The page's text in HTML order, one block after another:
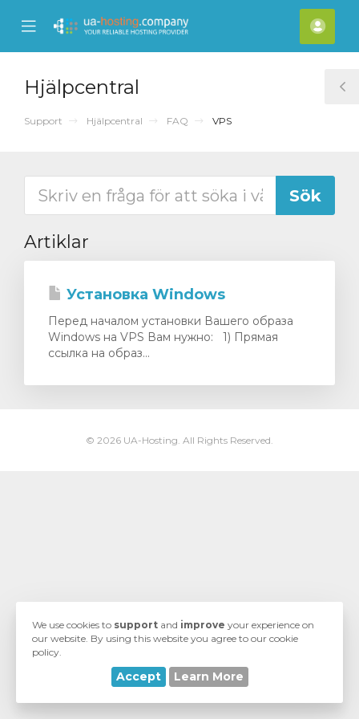
Mobile
Menu
Hjälpcentral
Support Hjälpcentral FAQ VPS
Artiklar
Установка Windows
Перед началом установки Вашего образа
Windows на VPS Вам нужно: 1) Прямая
ссылка на образ...
© 2026 UA-Hosting. All Rights Reserved.
We use cookies to support and improve your experience on
our website. By using this website you agree to our cookie
policy.
Accept Learn More